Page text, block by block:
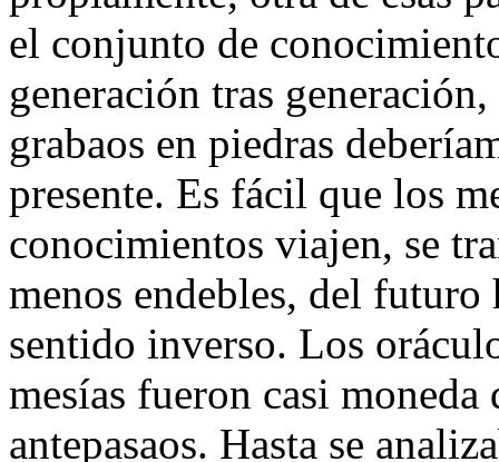
el conjunto de
generación tras
grabaos en piedras
presente. Es fácil que los
conocimientos viajen, se
menos endebles, del futuro
sentido inverso. Los
mesías fueron casi moneda
antepasaos. Hasta se